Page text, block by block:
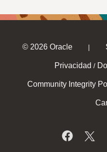
© 2026 Oracle |
Privacidad /
Community Integrity